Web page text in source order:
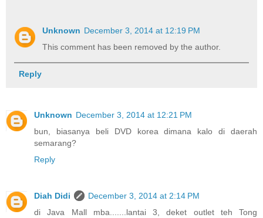
Unknown December 3, 2014 at 12:19 PM
This comment has been removed by the author.
Reply
Unknown December 3, 2014 at 12:21 PM
bun, biasanya beli DVD korea dimana kalo di daerah
semarang?
Reply
Diah Didi
December 3, 2014 at 2:14 PM
di Java Mall mba.......lantai 3, deket outlet teh Tong